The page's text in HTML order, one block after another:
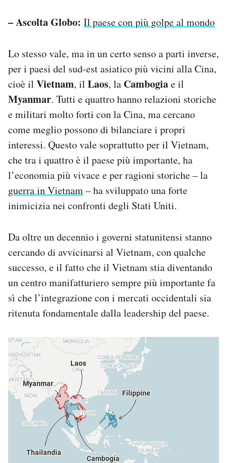
– Ascolta Globo: Il paese con più golpe al mondo
Lo stesso vale, ma in un certo senso a parti inverse,
per i paesi del sud-est asiatico più vicini alla Cina,
cioè il Vietnam, il Laos, la Cambogiae il
Myanmar. Tutti e quattro hanno relazioni storiche
e militari molto forti con la Cina, ma cercano
come meglio possono di bilanciare i propri
interessi. Questo vale soprattutto per il Vietnam,
che tra i quattro è il paese più importante, ha
l’economia più vivace e per ragioni storiche – la
guerra in Vietnam– ha sviluppato una forte
inimicizia nei confronti degli Stati Uniti.
Da oltre un decennio i governi statunitensi stanno
cercando di avvicinarsi al Vietnam, con qualche
successo, e il fatto che il Vietnam stia diventando
un centro manifatturiero sempre più importante fa
sì che l’integrazione con i mercati occidentali sia
ritenuta fondamentale dalla leadership del paese.